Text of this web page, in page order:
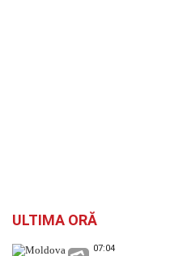
ULTIMA ORĂ
07:04